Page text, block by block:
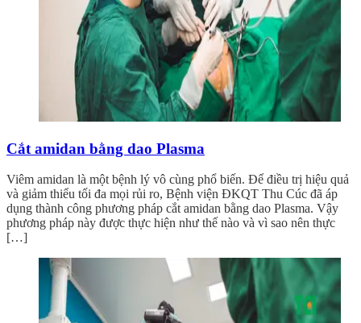
Cắt amidan bằng dao Plasma
Viêm amidan là một bệnh lý vô cùng phổ biến. Để điều trị hiệu quả
và giảm thiểu tối đa mọi rủi ro, Bệnh viện ĐKQT Thu Cúc đã áp
dụng thành công phương pháp cắt amidan bằng dao Plasma. Vậy
phương pháp này được thực hiện như thế nào và vì sao nên thực
[…]